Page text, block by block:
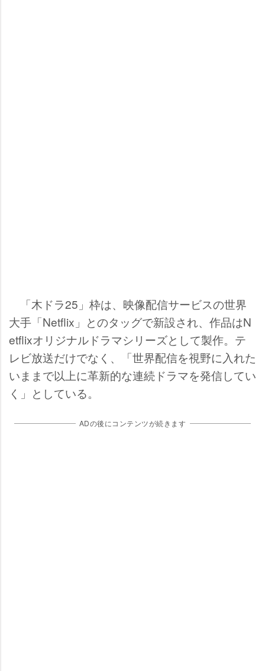
「木ドラ25」枠は、映像配信サービスの世界
大手「Netflix」とのタッグで新設され、作品はN
etflixオリジナルドラマシリーズとして製作。テ
レビ放送だけでなく、「世界配信を視野に入れた
いままで以上に革新的な連続ドラマを発信してい
く」としている。
ADの後にコンテンツが続きます